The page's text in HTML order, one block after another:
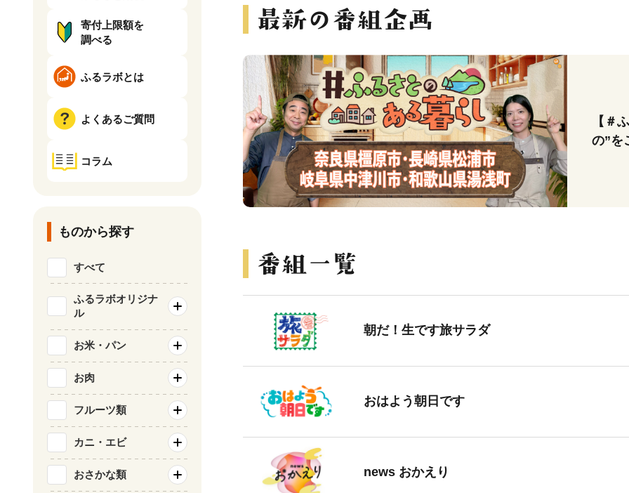
【＃
の”を
朝だ！生です旅サラダ
おはよう朝日です
news おかえり
寄付上限額を
調べる
ふるラボとは
よくあるご質問
コラム
ものから探す
すべて
ふるラボオリジナ
ル
お米・パン
お肉
フルーツ類
カニ・エビ
おさかな類